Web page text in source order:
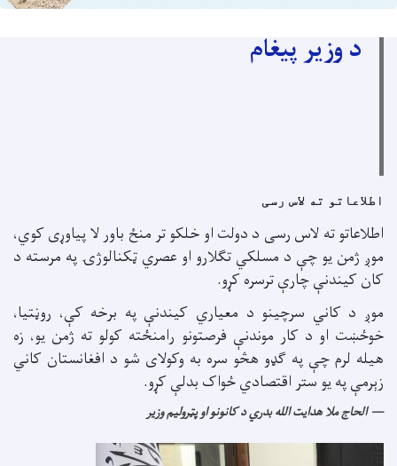
د وزیر پیغام
اطلاعاتو ته لاس رسی
اطلاعاتو ته لاس رسی د دولت او خلکو تر منځ باور لا پیاوړی کوي،
موږ ژمن یو چې د مسلکي تګلارو او عصري ټکنالوژۍ په مرسته د
کان کیندنې چارې ترسره کړو.
موږ د کاني سرچینو د معیاري کیندنې په برخه کې، روڼتیا،
خوځښت او د کار موندنې فرصتونو رامنځته کولو ته ژمن یو، زه
هیله لرم چې په ګډو هڅو سره به وکولای شو د افغانستان کاني
زېرمې په یو ستر اقتصادي ځواک بدلې کړو.
الحاج ملا هدایت الله بدري د کانونو او پټرولیم وزیر